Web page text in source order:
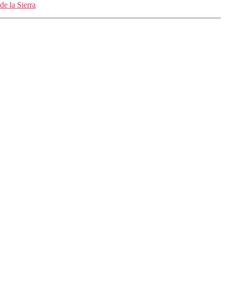
la Sierra